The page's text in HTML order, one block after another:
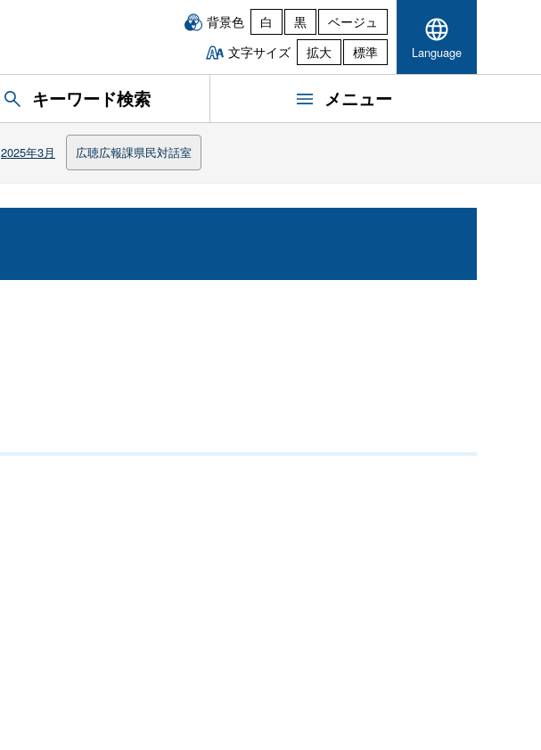
背景色 白 黒
ベージュ
文字サイズ
拡大 標準 Language
キーワード検索 メニュー
2025年3月 広聴広報課県民対話室